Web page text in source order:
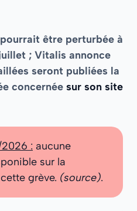
être perturbée à
; Vitalis annonce
seront publiées la
concernée sur son site
: aucune
sur la
grève. (source).